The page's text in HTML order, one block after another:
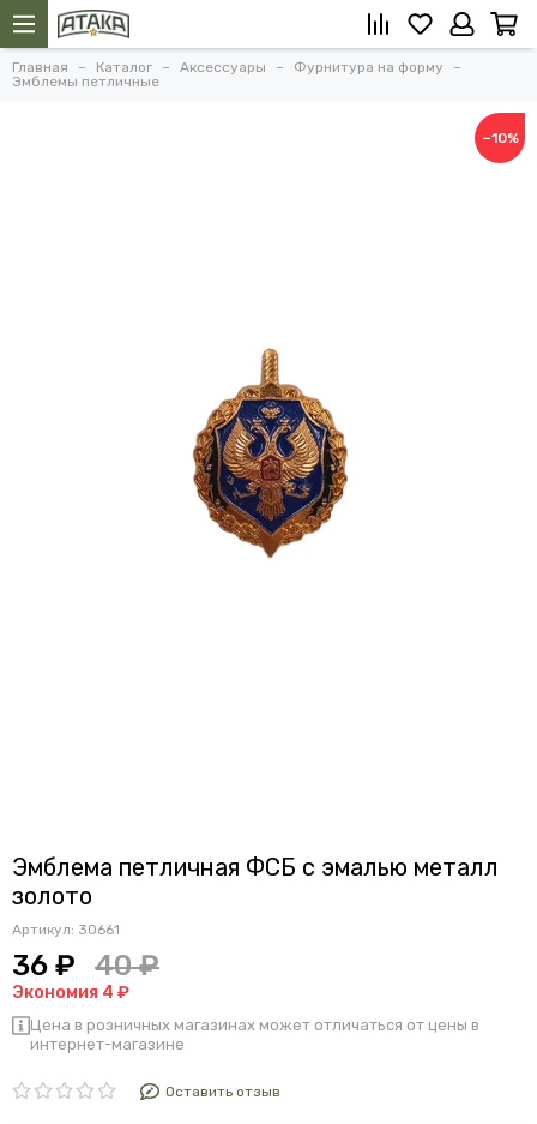
Главная Каталог Аксессуары
Фурнитура на форму
Эмблемы петличные
−10%
Эмблема петличная ФСБ с эмалью металл
золото
Артикул: 30661
36 ₽ 40 ₽
Экономия 4 ₽
Цена в розничных магазинах может отличаться от цены в
интернет-магазине
Оставить отзыв